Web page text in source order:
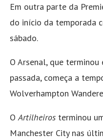
Em outra parte da
do início da temporada
sábado.
O Arsenal, que
passada, começa a
Wolverhampton
OArtilheiros terminou
Manchester City nas